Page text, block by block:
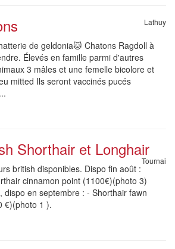
Lathuy
de geldonia🐱 Chatons Ragdoll à
Élevés en famille parmi d'autres
3 mâles et une femelle bicolore et
mitted Ils seront vaccinés pucés
Shorthair et Longhair
Tournai
british disponibles. Dispo fin août :
cinnamon point (1100€)(photo 3)
dispo en septembre : - Shorthair fawn
€)(photo 1 ).